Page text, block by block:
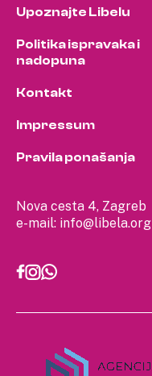
Nova cesta 4, Zagreb
e-mail: info@libela.org
Upoznajte Libelu
Politika ispravaka i
nadopuna
Kontakt
Impressum
Pravila ponašanja